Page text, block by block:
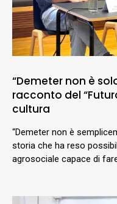
“Demeter non è
racconto del
cultura
“Demeter non è
storia che ha reso
agrosociale capace di